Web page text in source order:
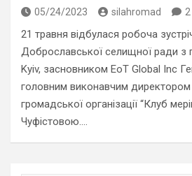
05/24/2023 silahromad
21 травня відбулася робоча
Доброславської селищної ради з
Kyiv, засновником EoT Global Inc
головним виконавчим директором
громадської організації “Клуб
Чуфістовою.…